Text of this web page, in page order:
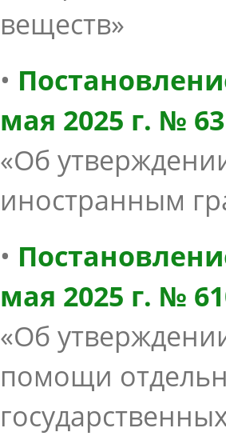
еществ»
•
мая 2025 г. №
«Об
иностранным
•
мая 2025 г. №
«Об
помощи